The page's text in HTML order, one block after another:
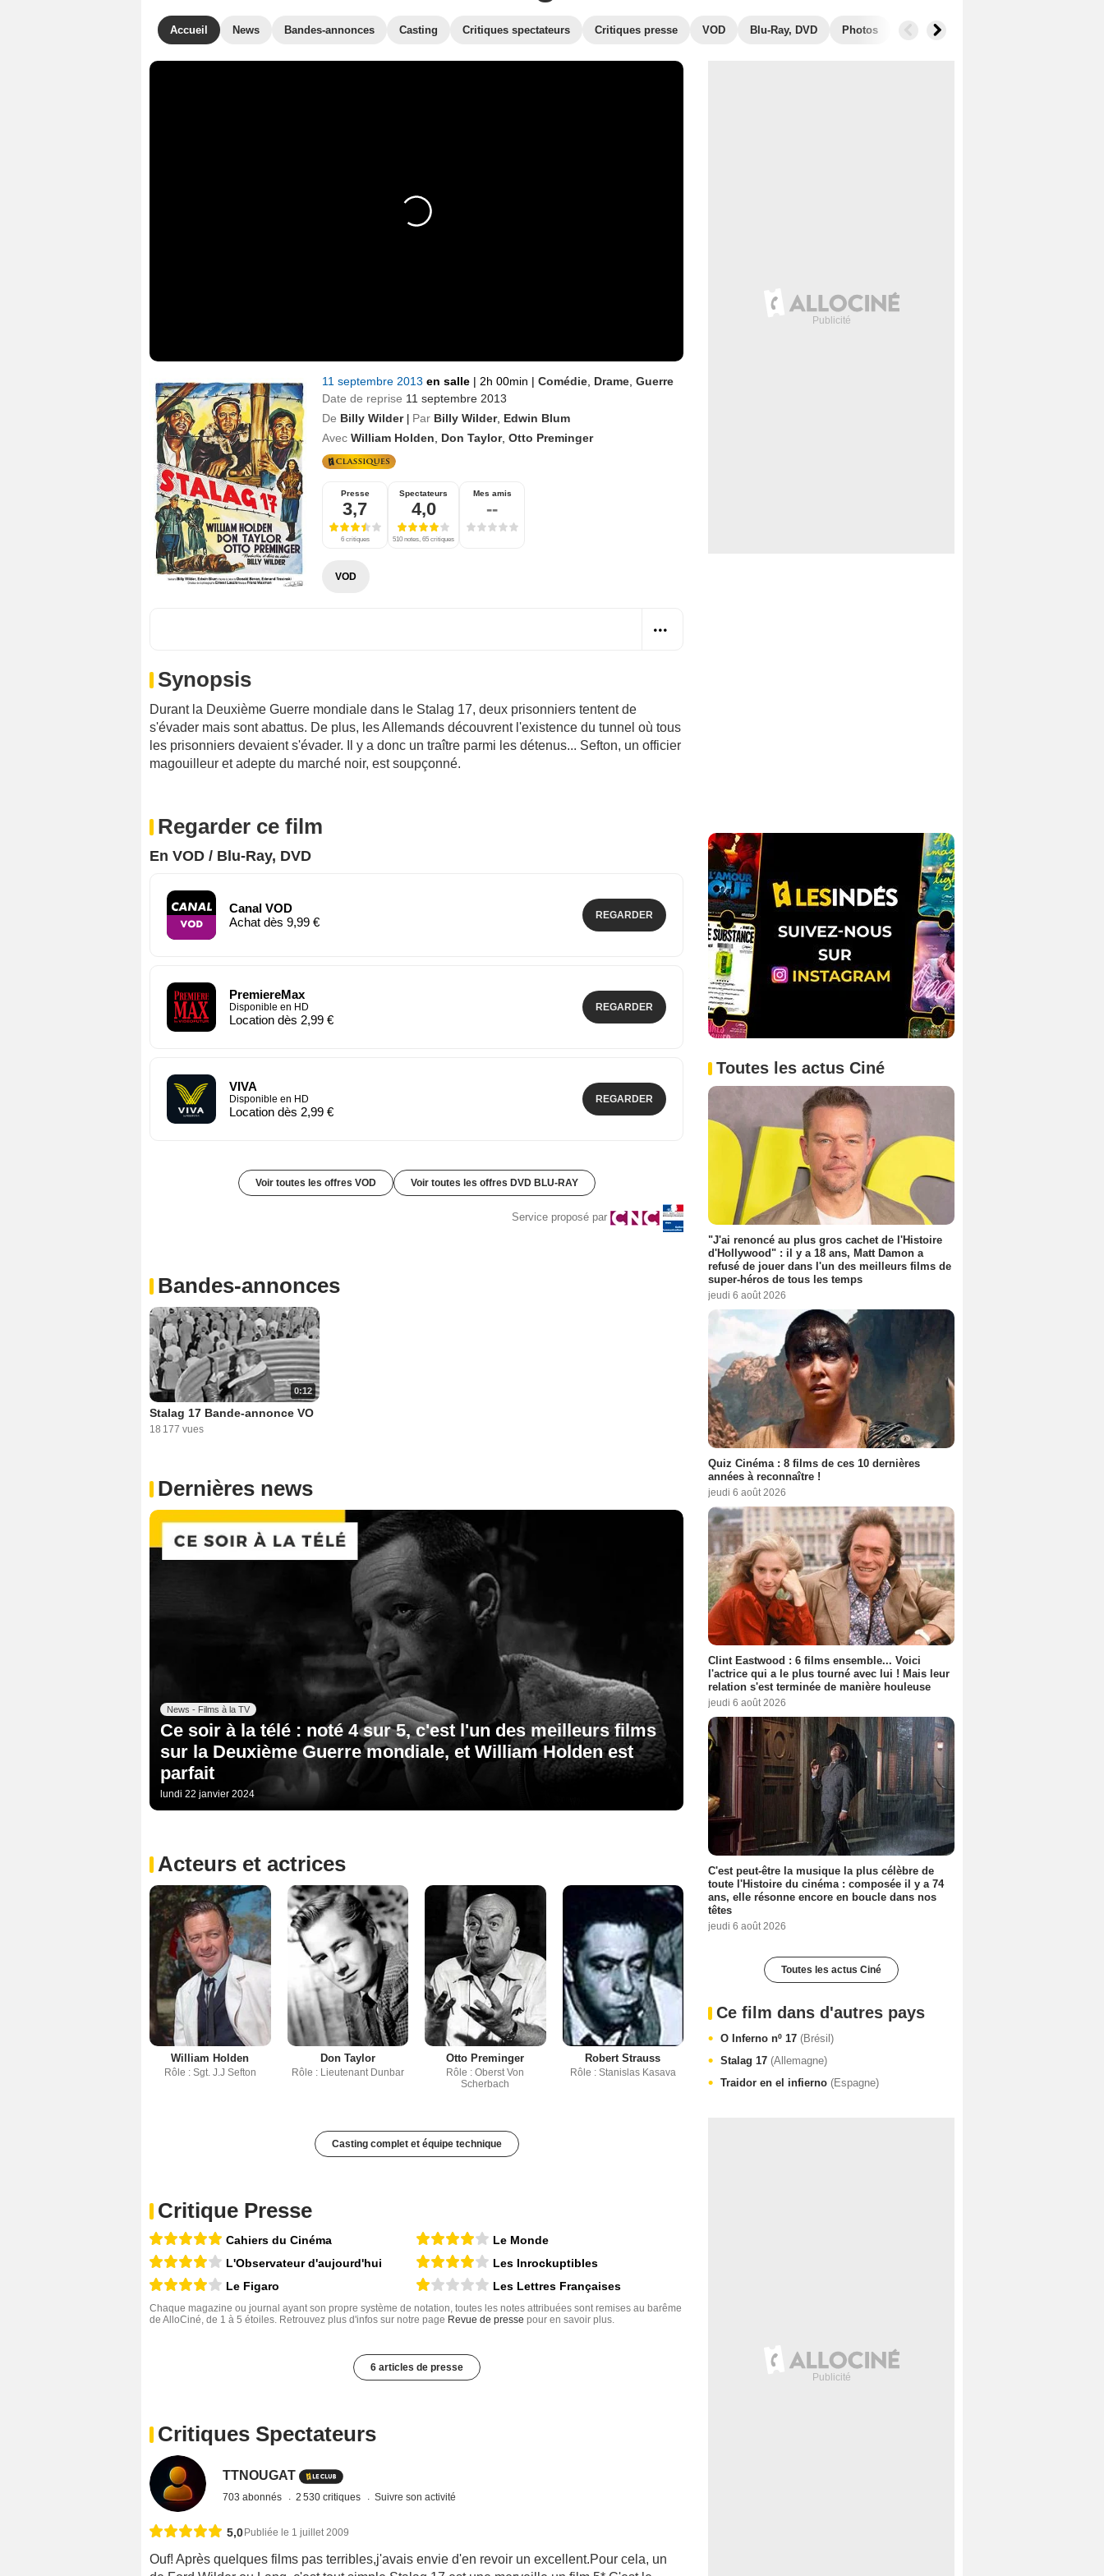
Accueil News Bandes-annonces Casting Critiques spectateurs Critiques presse VOD Blu-Ray, DVD Photos Secrets de tournage
11 septembre 2013 en salle | 2h 00min | Comédie Drame Guerre
Date de reprise 11 septembre 2013
De Billy Wilder | Par Billy Wilder, Edwin Blum
Avec William Holden Don Taylor, Otto Preminger
Presse
3,7
6 critiques
Spectateurs
4,0
510 notes, 65 critiques
Mes amis
--
VOD
Synopsis
Durant la Deuxième Guerre mondiale dans le Stalag 17, deux prisonniers tentent de
s'évader mais sont abattus. De plus, les Allemands découvrent l'existence du tunnel où tous
les prisonniers devaient s'évader. Il y a donc un traître parmi les détenus... Sefton, un officier
magouilleur et adepte du marché noir, est soupçonné.
Regarder ce film
En VOD / Blu-Ray, DVD
Canal VOD
Achat dès 9,99 €
REGARDER
PremiereMax
Disponible en HD
Location dès 2,99 €
REGARDER
VIVA
Disponible en HD
Location dès 2,99 €
REGARDER
Voir toutes les offres VOD Voir toutes les offres DVD BLU-RAY
Service proposé par
Bandes-annonces
0:12
Stalag 17 Bande-annonce VO
18 177 vues
Dernières news
News - Films à la TV
Ce soir à la télé : noté 4 sur 5, c'est l'un des meilleurs films
sur la Deuxième Guerre mondiale, et William Holden est
parfait
lundi 22 janvier 2024
Acteurs et actrices
William Holden
Rôle : Sgt. J.J Sefton
Don Taylor
Rôle : Lieutenant Dunbar
Otto Preminger
Rôle : Oberst Von
Scherbach
Robert Strauss
Rôle : Stanislas Kasava
Casting complet et équipe technique
Critique Presse
Cahiers du Cinéma
L'Observateur d'aujourd'hui
Le Figaro
Le Monde
Les Inrockuptibles
Les Lettres Françaises
Chaque magazine ou journal ayant son propre système de notation, toutes les notes attribuées sont remises au barême
de AlloCiné, de 1 à 5 étoiles. Retrouvez plus d'infos sur notre page Revue de presse pour en savoir plus.
6 articles de presse
Critiques Spectateurs
TTNOUGAT
703 abonnés 2 530 critiques Suivre son activité
5,0 Publiée le 1 juillet 2009
Ouf! Après quelques films pas terribles,j'avais envie d'en revoir un excellent.Pour cela, un
Toutes les actus Ciné
"J'ai renoncé au plus gros cachet de l'Histoire
d'Hollywood" : il y a 18 ans, Matt Damon a
refusé de jouer dans l'un des meilleurs films de
super-héros de tous les temps
jeudi 6 août 2026
Quiz Cinéma : 8 films de ces 10 dernières
années à reconnaître !
jeudi 6 août 2026
Clint Eastwood : 6 films ensemble... Voici
l'actrice qui a le plus tourné avec lui ! Mais leur
relation s'est terminée de manière houleuse
jeudi 6 août 2026
C'est peut-être la musique la plus célèbre de
toute l'Histoire du cinéma : composée il y a 74
ans, elle résonne encore en boucle dans nos
têtes
jeudi 6 août 2026
Toutes les actus Ciné
Ce film dans d'autres pays
O Inferno nº 17 (Brésil)
Stalag 17 (Allemagne)
Traidor en el infierno (Espagne)